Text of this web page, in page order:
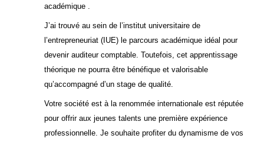
académique .
J’ai trouvé au sein de l’institut universitaire de
l’entrepreneuriat (IUE) le parcours académique idéal pour
devenir auditeur comptable. Toutefois, cet apprentissage
théorique ne pourra être bénéfique et valorisable
qu’accompagné d’un stage de qualité.
Votre société est à la renommée internationale est réputée
pour offrir aux jeunes talents une première expérience
professionnelle. Je souhaite profiter du dynamisme de vos